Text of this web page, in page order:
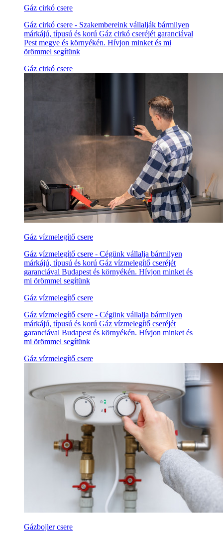
Gáz cirkó csere
Gáz cirkó csere - Szakembereink vállalják bármilyen
márkájú, típusú és korú Gáz cirkó cseréjét garanciával
Pest megye és környékén. Hívjon minket és mi
örömmel segítünk
Gáz cirkó csere
Gáz vízmelegítő csere
Gáz vízmelegítő csere - Cégünk vállalja bármilyen
márkájú, típusú és korú Gáz vízmelegítő cseréjét
garanciával Budapest és környékén. Hívjon minket és
mi örömmel segítünk
Gáz vízmelegítő csere
Gáz vízmelegítő csere - Cégünk vállalja bármilyen
márkájú, típusú és korú Gáz vízmelegítő cseréjét
garanciával Budapest és környékén. Hívjon minket és
mi örömmel segítünk
Gáz vízmelegítő csere
Gázbojler csere